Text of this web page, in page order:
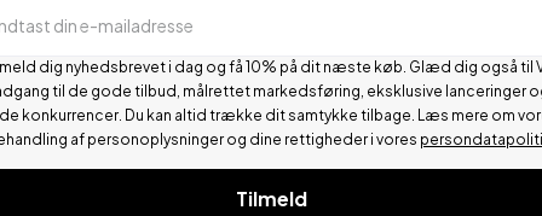
din e-mailadresse
dig nyhedsbrevet i dag og få 10% på dit næste køb. Glæd dig også til
til de gode tilbud, målrettet markedsføring, eksklusive lanceringer
konkurrencer. Du kan altid trække dit samtykke tilbage. Læs mere om
af personoplysninger og dine rettigheder i vores
Tilmeld